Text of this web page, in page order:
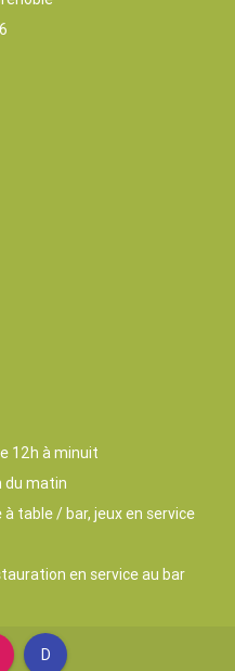
12h à minuit
du matin
table / bar, jeux en service
en service au bar
D